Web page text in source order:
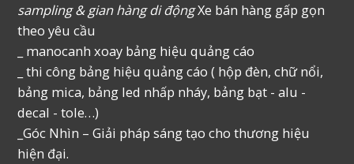
sampling & gian hàng di độngXe bán hàng gấp gọn
theo yêu cầu
_ manocanh xoay bảng hiệu quảng cáo
_ thi công bảng hiệu quảng cáo ( hộp đèn, chữ nổi,
bảng mica, bảng led nhấp nháy, bảng bạt - alu -
decal - tole…)
_Góc Nhìn – Giải pháp sáng tạo cho thương hiệu
hiện đại.